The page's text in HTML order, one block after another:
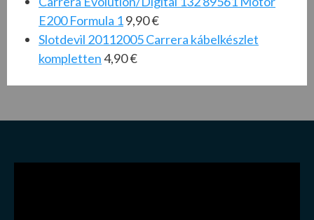
E200 Formula 19,90 €
Slotdevil 20112005 Carrera kábelkészlet
kompletten4,90 €